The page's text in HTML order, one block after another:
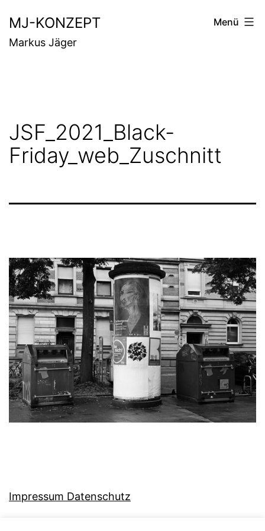
Inhalt
springen
MJ-KONZEPT
Markus Jäger
Menü
JSF_2021_Black-
Friday_web_Zuschnitt
Impressum Datenschutz